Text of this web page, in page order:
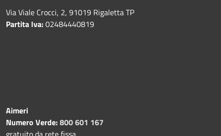
Via Viale Crocci, 2, 91019 Rigaletta TP
Partita Iva:02484440819
Aimeri
Numero Verde:800 601 167